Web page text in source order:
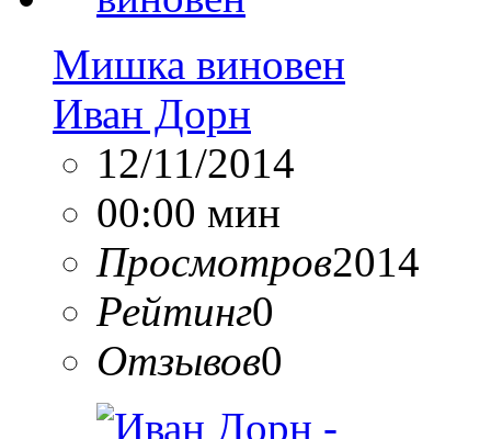
Мишка виновен
Иван Дорн
12/11/2014
00:00 мин
Просмотров2014
Рейтинг0
Отзывов0